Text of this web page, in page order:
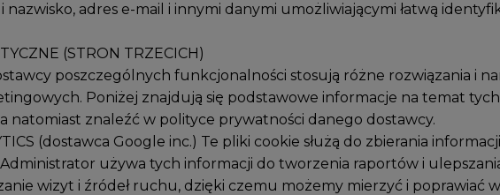
nazwisko, adres e-mail i innymi danymi umożliwiającymi łatwą
(STRON TRZECICH)
poszczególnych funkcjonalności stosują różne rozwiązania i
Poniżej znajdują się podstawowe informacje na temat
natomiast znaleźć w polityce prywatności danego dostawcy.
(dostawca Google inc.) Te pliki cookie służą do zbierania
Administrator używa tych informacji do tworzenia raportów i
wizyt i źródeł ruchu, dzięki czemu możemy mierzyć i poprawiać